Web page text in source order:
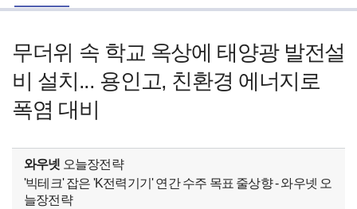
무더위 속 학교 옥상에 태양광 발전설
비 설치... 용인고, 친환경 에너지로
폭염 대비
와우넷 오늘장전략
'빅테크' 잡은 'K전력기기' 연간 수주 목표 줄상향 - 와우넷 오
늘장전략